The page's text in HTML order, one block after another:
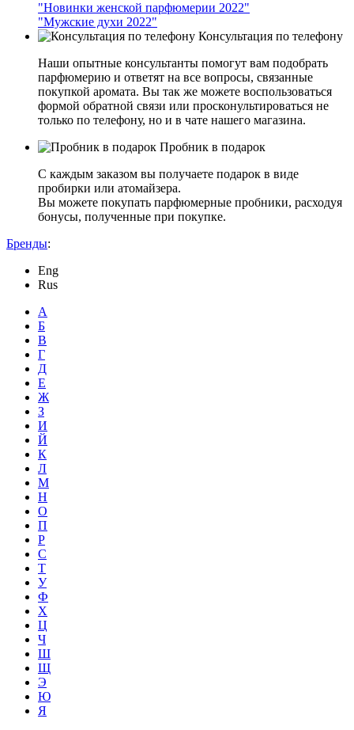
"Новинки женской парфюмерии 2022"
"Мужские духи 2022"
Консультация по телефону
Наши опытные консультанты помогут вам подобрать
парфюмерию и ответят на все вопросы, связанные
покупкой аромата. Вы так же можете воспользоваться
формой обратной связи или просконультироваться не
только по телефону, но и в чате нашего магазина.
Пробник в подарок
С каждым заказом вы получаете подарок в виде
пробирки или атомайзера.
Вы можете покупать парфюмерные пробники, расходуя
бонусы, полученные при покупке.
Бренды:
Eng
Rus
А
Б
В
Г
Д
Е
Ж
З
И
Й
К
Л
М
Н
О
П
Р
С
Т
У
Ф
Х
Ц
Ч
Ш
Щ
Э
Ю
Я